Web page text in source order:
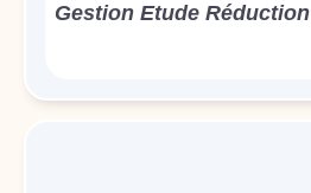
Gestion Etude Réduction